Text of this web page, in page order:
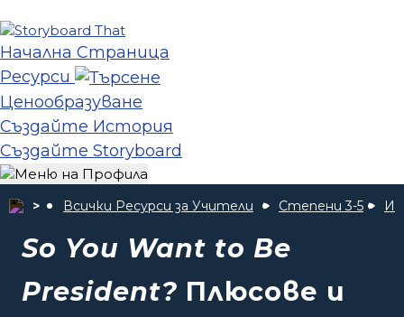
Начална Страница
Ресурси
Ценообразуване
Създайте История
Създайте Storyboard
Всички Ресурси за Учители Степени 3-5
So You Want to Be
President? Плюсове и